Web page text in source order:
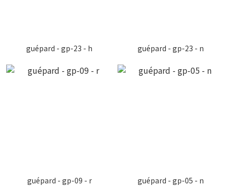
guépard - gp-23 - h guépard - gp-23 - n
guépard - gp-09 - r guépard - gp-05 - n